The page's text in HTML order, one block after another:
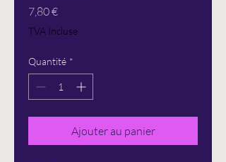
7,80 €Prix
TVA Incluse
Quantité *
Ajouter au panier